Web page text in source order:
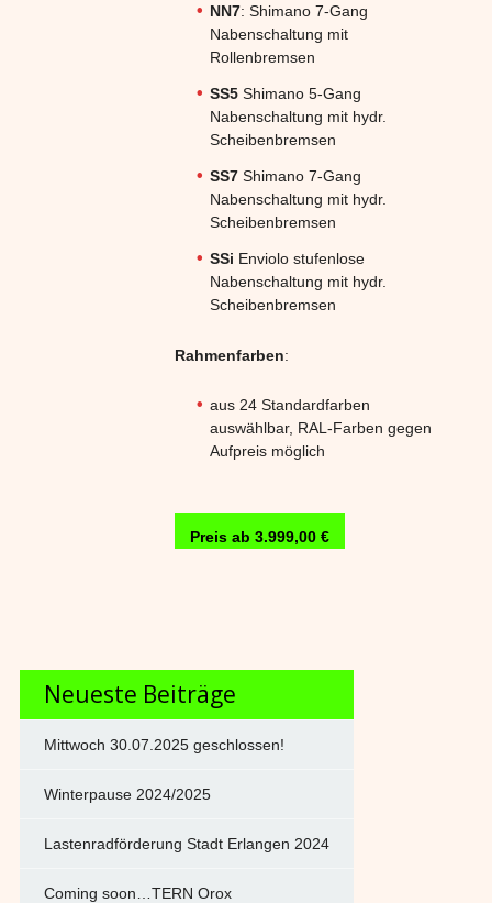
NN7: Shimano 7-Gang
Nabenschaltung mit
Rollenbremsen
SS5 Shimano 5-Gang
Nabenschaltung mit hydr.
Scheibenbremsen
SS7 Shimano 7-Gang
Nabenschaltung mit hydr.
Scheibenbremsen
SSi Enviolo stufenlose
Nabenschaltung mit hydr.
Scheibenbremsen
Rahmenfarben:
aus 24 Standardfarben
auswählbar, RAL-Farben gegen
Aufpreis möglich
Preis ab 3.999,00 €
Neueste Beiträge
Mittwoch 30.07.2025 geschlossen!
Winterpause 2024/2025
Lastenradförderung Stadt Erlangen 2024
Coming soon…TERN Orox